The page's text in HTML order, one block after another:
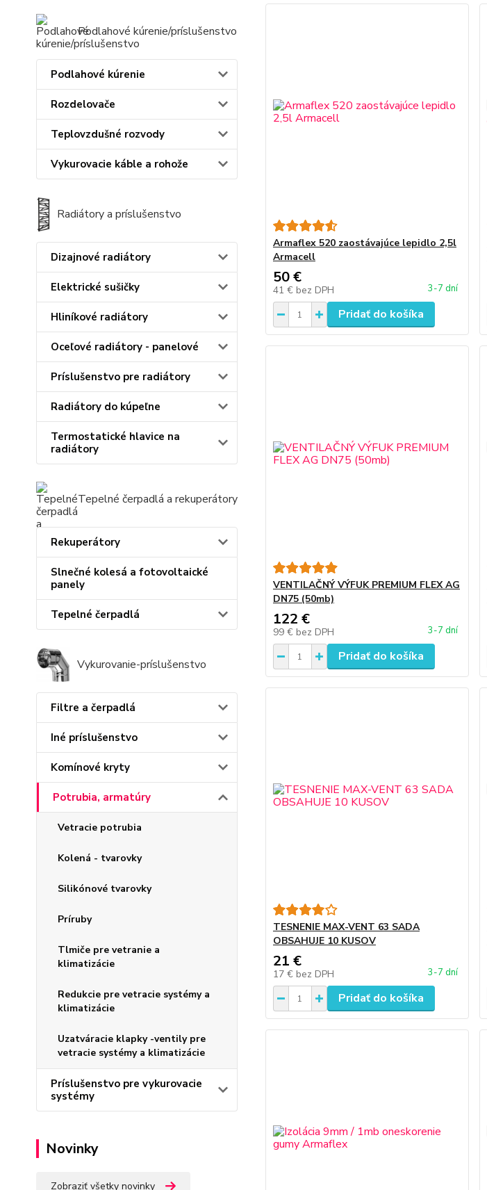
Podlahové kúrenie/príslušenstvo
Podlahové kúrenie
Rozdelovače
Teplovzdušné rozvody
Vykurovacie káble a rohože
Radiátory a príslušenstvo
Dizajnové radiátory
Elektrické sušičky
Hliníkové radiátory
Oceľové radiátory - panelové
Príslušenstvo pre radiátory
Radiátory do kúpeľne
Termostatické hlavice na
radiátory
Tepelné čerpadlá a rekuperátory
Rekuperátory
Slnečné kolesá a fotovoltaické
panely
Tepelné čerpadlá
Vykurovanie-príslušenstvo
Filtre a čerpadlá
Iné príslušenstvo
Komínové kryty
Potrubia, armatúry
Vetracie potrubia
Kolená - tvarovky
Silikónové tvarovky
Príruby
Tlmiče pre vetranie a
klimatizácie
Redukcie pre vetracie systémy a
klimatizácie
Uzatváracie klapky -ventily pre
vetracie systémy a klimatizácie
Príslušenstvo pre vykurovacie
systémy
Novinky
Zobraziť všetky novinky
Armaflex 520 zaostávajúce lepidlo 2,5l
Armacell
50 €
41 € bez DPH 3-7 dní
Pridať do košíka
VENTILAČNÝ VÝFUK PREMIUM FLEX AG
DN75 (50mb)
122 €
99 € bez DPH 3-7 dní
Pridať do košíka
TESNENIE MAX-VENT 63 SADA
OBSAHUJE 10 KUSOV
21 €
17 € bez DPH 3-7 dní
Pridať do košíka